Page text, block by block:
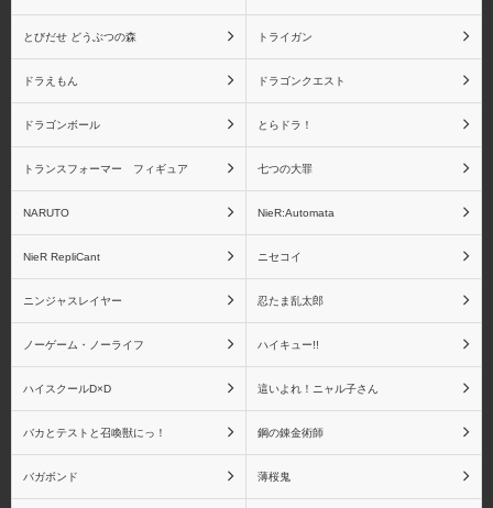
とびだせ どうぶつの森 トライガン
ドラえもん ドラゴンクエスト
ドラゴンボール とらドラ！
トランスフォーマー フィギュア 七つの大罪
NARUTO NieR:Automata
NieR RepliCant ニセコイ
ニンジャスレイヤー 忍たま乱太郎
ノーゲーム・ノーライフ ハイキュー!!
ハイスクールD×D 這いよれ！ニャル子さん
バカとテストと召喚獣にっ！ 鋼の錬金術師
バガボンド 薄桜鬼